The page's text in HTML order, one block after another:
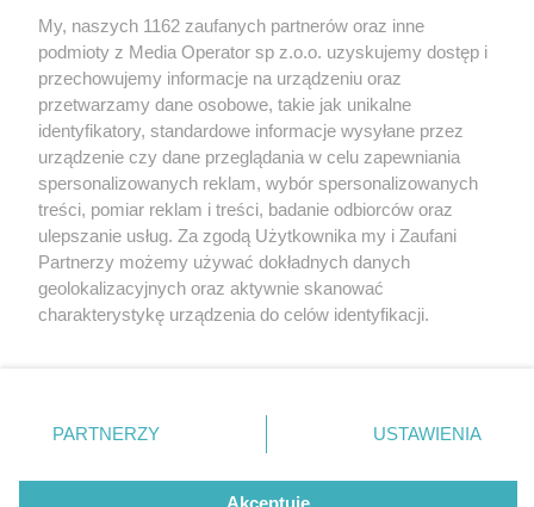
8 / 0
Wydawca mediów lokalnych
Nie zapomnij
zapoznać się z:
polityką prywatności regulamin korzystania z portali
Twojemiasto
Piekary Śląskie
Chorzów
Tarnowskie Góry
Gliwice
Skontakuj sięz nami
Kontakt
Wydawca
Redakcja
My, naszych 1162 zaufanych partnerów oraz inne
podmioty z Media Operator sp z.o.o. uzyskujemy dostęp i
przechowujemy informacje na urządzeniu oraz
przetwarzamy dane osobowe, takie jak unikalne
identyfikatory, standardowe informacje wysyłane przez
urządzenie czy dane przeglądania w celu zapewniania
spersonalizowanych reklam, wybór spersonalizowanych
treści, pomiar reklam i treści, badanie odbiorców oraz
ulepszanie usług. Za zgodą Użytkownika my i Zaufani
Partnerzy możemy używać dokładnych danych
geolokalizacyjnych oraz aktywnie skanować
charakterystykę urządzenia do celów identyfikacji.
zmienić/wycofać klikając przycisk ustawień prywatności
znajdujący się w lewym dolnym rogu strony
rodzaje przetwarzania danych nie wymagają zgody
użytkownika, ale masz prawo sprzeciwić się takiemu
PARTNERZY USTAWIENIA
Akceptuję